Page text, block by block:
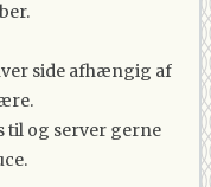
side afhængig af
til og server gerne